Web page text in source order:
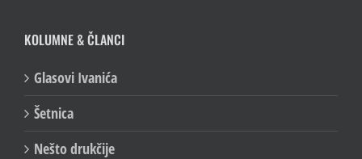
KOLUMNE & ČLANCI
Glasovi Ivanića
Šetnica
Nešto drukčije